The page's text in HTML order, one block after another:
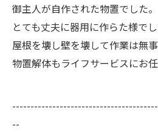
御主人が自作された物置でした。
とても丈夫に器用に作らた様でし
屋根を壊し壁を壊して作業は無
物置解体もライフサービスにお
--